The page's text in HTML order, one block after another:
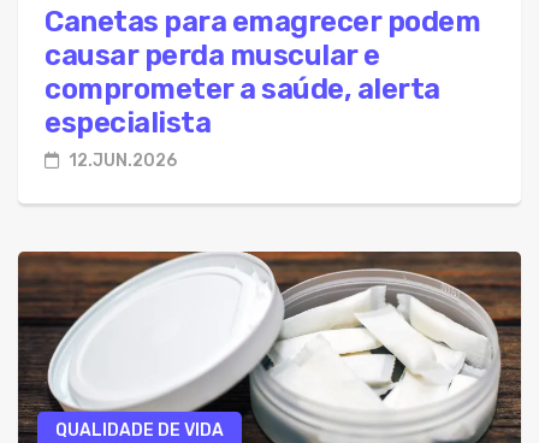
Canetas para emagrecer podem
causar perda muscular e
comprometer a saúde, alerta
especialista
12.JUN.2026
QUALIDADE DE VIDA